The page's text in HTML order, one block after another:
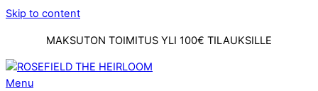
Skip to content
MAKSUTON TOIMITUS YLI 100€ TILAUKSILLE
Menu